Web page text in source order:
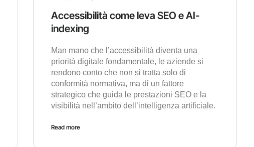
Accessibilità come leva SEO e AI-
indexing
Man mano che l’accessibilità diventa una
priorità digitale fondamentale, le aziende si
rendono conto che non si tratta solo di
conformità normativa, ma di un fattore
strategico che guida le prestazioni SEO e la
visibilità nell’ambito dell’intelligenza artificiale.
Read more